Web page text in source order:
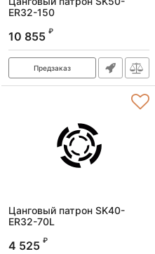
ER32-150
SK50-ER32-150
10 855 ₽
Предзаказ
Цанговый патрон SK40-
ER32-70L
SK40-ER32-70L
4 525 ₽